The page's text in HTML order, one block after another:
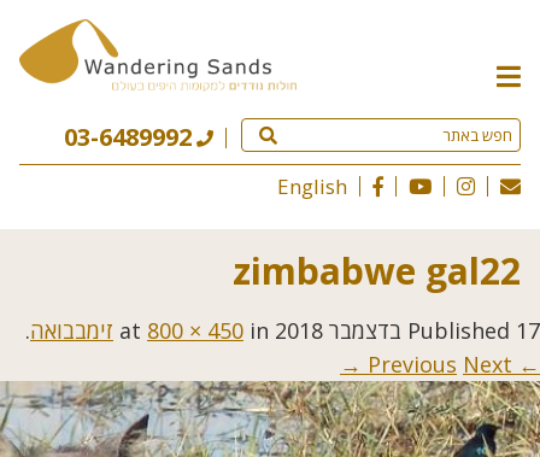
תפריט
האתר
03-6489992
English
zimbabwe gal22
Published 17 בדצמבר 2018 800 × 450 in זימבבואה.
← Previous
Next →